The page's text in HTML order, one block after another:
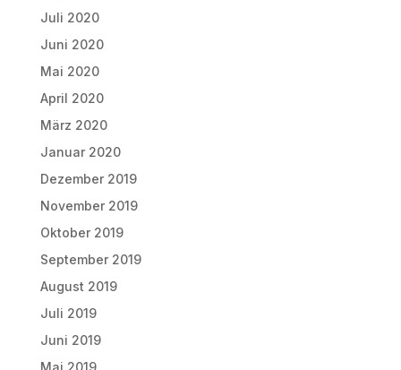
Juli 2020
Juni 2020
Mai 2020
April 2020
März 2020
Januar 2020
Dezember 2019
November 2019
Oktober 2019
September 2019
August 2019
Juli 2019
Juni 2019